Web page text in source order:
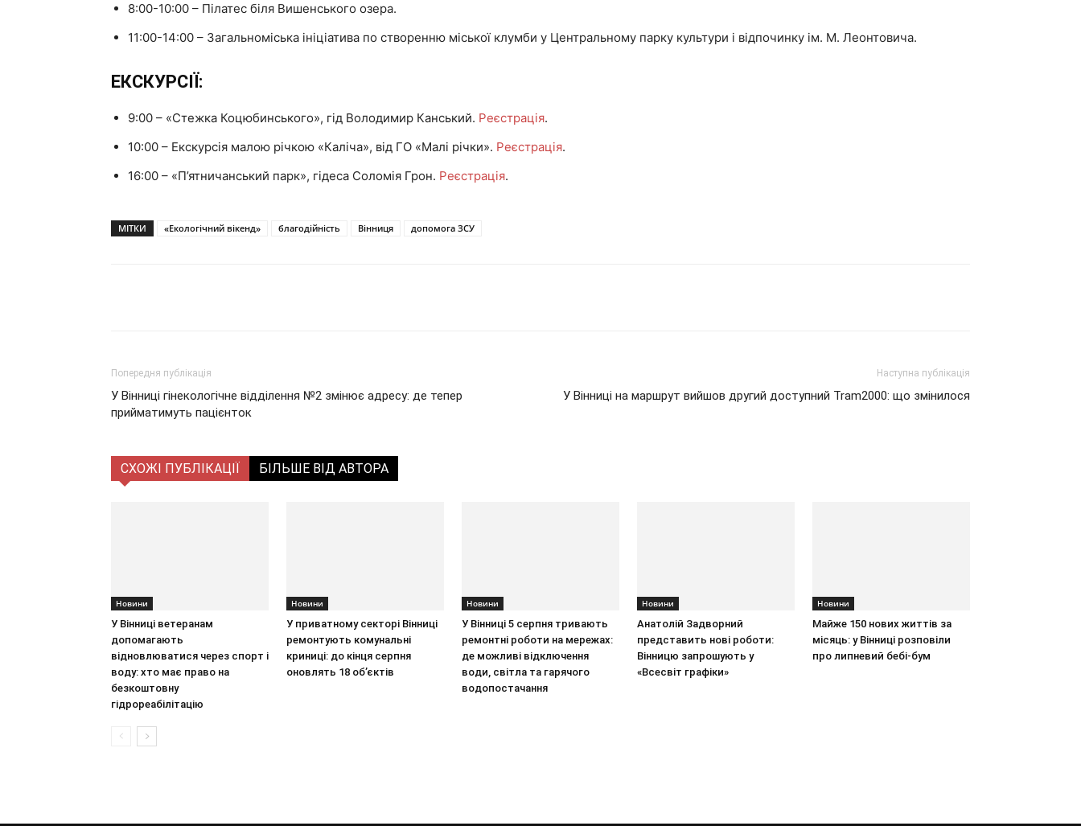
8:00-10:00 – Пілатес біля Вишенського озера.
11:00-14:00 – Загальноміська ініціатива по створенню міської клумби у Центральному парку культури і відпочинку ім. М. Леонтовича.
ЕКСКУРСІЇ:
9:00 – «Стежка Коцюбинського», гід Володимир Канський. Реєстрація.
10:00 – Екскурсія малою річкою «Каліча», від ГО «Малі річки». Реєстрація.
16:00 – «П’ятничанський парк», гідеса Соломія Грон. Реєстрація.
МІТКИ «Екологічний вікенд» благодійність Вінниця допомога ЗСУ
Попередня публікація
У Вінниці гінекологічне відділення №2 змінює адресу: де тепер
прийматимуть пацієнток
Наступна публікація
У Вінниці на маршрут вийшов другий доступний Tram2000: що змінилося
СХОЖІ ПУБЛІКАЦІЇ БІЛЬШЕ ВІД АВТОРА
Новини
У Вінниці ветеранам
допомагають
відновлюватися через спорт і
воду: хто має право на
безкоштовну
гідрореабілітацію
Новини
У приватному секторі Вінниці
ремонтують комунальні
криниці: до кінця серпня
оновлять 18 об’єктів
Новини
У Вінниці 5 серпня тривають
ремонтні роботи на мережах:
де можливі відключення
води, світла та гарячого
водопостачання
Новини
Анатолій Задворний
представить нові роботи:
Вінницю запрошують у
«Всесвіт графіки»
Новини
Майже 150 нових життів за
місяць: у Вінниці розповіли
про липневий бебі-бум